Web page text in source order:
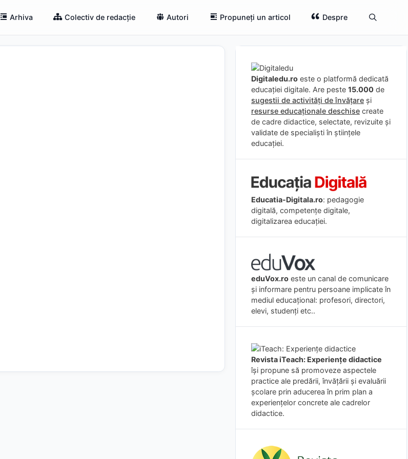
Arhiva Colectiv de redacție Autori Propuneți un articol Despre
Digitaledu.ro este o platformă dedicată
educației digitale. Are peste 15.000 de
sugestii de activități de învățare și
resurse educaționale deschise create
de cadre didactice, selectate, revizuite și
validate de specialiști în științele
educației.
Educatia-Digitala.ro: pedagogie
digitală, competențe digitale,
digitalizarea educației.
eduVox.ro este un canal de comunicare
și informare pentru persoane implicate în
mediul educațional: profesori, directori,
elevi, studenți etc..
Revista iTeach: Experienţe didactice
îşi propune să promoveze aspectele
practice ale predării, învăţării şi evaluării
şcolare prin aducerea în prim plan a
experienţelor concrete ale cadrelor
didactice.